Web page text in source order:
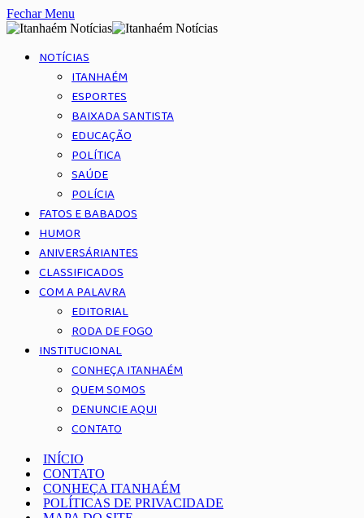
Fechar Menu
NOTÍCIAS
ITANHAÉM
ESPORTES
BAIXADA SANTISTA
EDUCAÇÃO
POLÍTICA
SAÚDE
POLÍCIA
FATOS E BABADOS
HUMOR
ANIVERSÁRIANTES
CLASSIFICADOS
COM A PALAVRA
EDITORIAL
RODA DE FOGO
INSTITUCIONAL
CONHEÇA ITANHAÉM
QUEM SOMOS
DENUNCIE AQUI
CONTATO
INÍCIO
CONTATO
CONHEÇA ITANHAÉM
POLÍTICAS DE PRIVACIDADE